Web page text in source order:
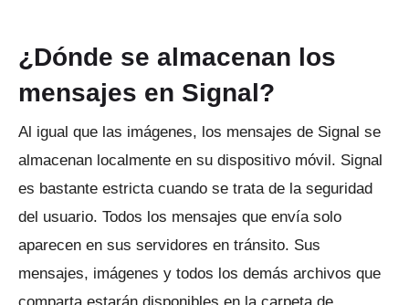
¿Dónde se almacenan los
mensajes en Signal?
Al igual que las imágenes, los mensajes de Signal se
almacenan localmente en su dispositivo móvil. Signal
es bastante estricta cuando se trata de la seguridad
del usuario. Todos los mensajes que envía solo
aparecen en sus servidores en tránsito. Sus
mensajes, imágenes y todos los demás archivos que